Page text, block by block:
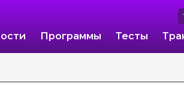
Программы Тесты